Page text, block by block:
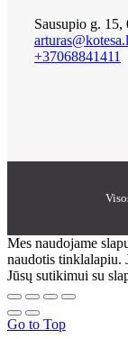
Sausupio g. 15,
+37068841411
Mes naudojame
naudotis tinklalapiu.
Jūsų sutikimui su
Go to Top